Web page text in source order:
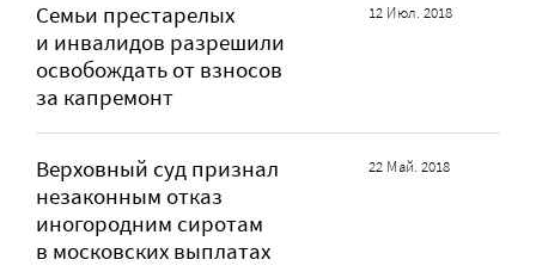
Семьи престарелых
и инвалидов разрешили
освобождать от взносов
за капремонт
12 Июл. 2018
Верховный суд признал
незаконным отказ
иногородним сиротам
в московских выплатах
22 Май. 2018